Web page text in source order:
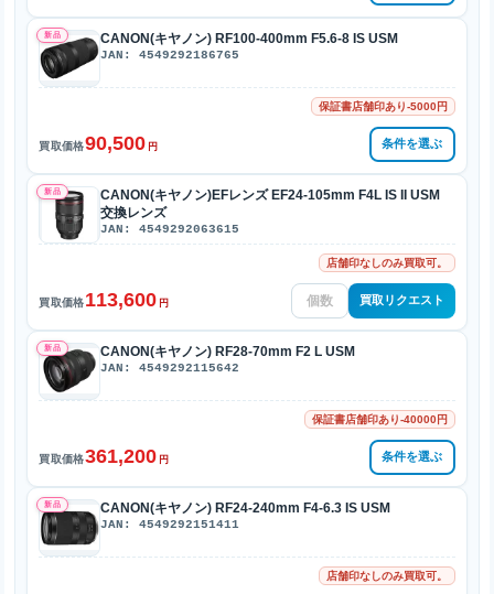
新品 CANON(キヤノン) RF100-400mm F5.6-8 IS USM
JAN: 4549292186765
保証書店舗印あり-5000円
買取価格90,500 円 条件を選ぶ
新品
CANON(キヤノン)EFレンズ EF24-105mm F4L IS II USM
交換レンズ
JAN: 4549292063615
店舗印なしのみ買取可。
買取価格113,600 円 買取リクエスト
新品 CANON(キヤノン) RF28-70mm F2 L USM
JAN: 4549292115642
保証書店舗印あり-40000円
買取価格361,200 円 条件を選ぶ
新品 CANON(キヤノン) RF24-240mm F4-6.3 IS USM
JAN: 4549292151411
店舗印なしのみ買取可。